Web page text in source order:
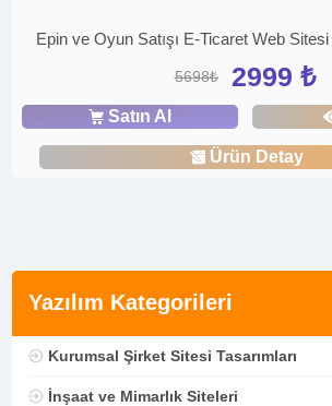
Yazılım Kategorileri
Kurumsal Şirket Sitesi Tasarımları
İnşaat ve Mimarlık Siteleri
Epin ve Oyun Satışı E-Ticaret Web
5698₺ 2999 ₺
Satın Al
Ürün Detay